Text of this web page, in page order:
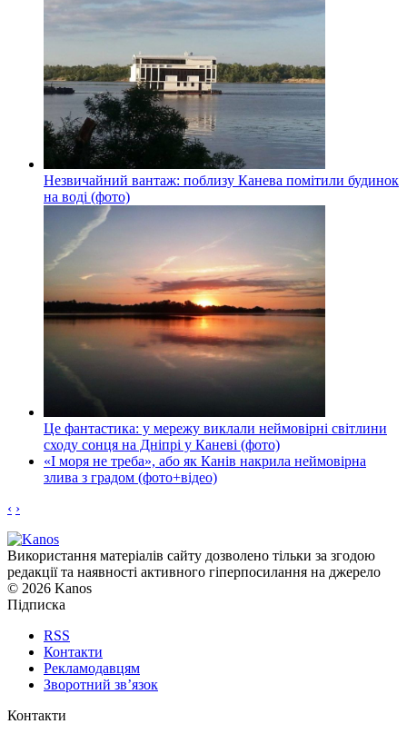
Незвичайний вантаж: поблизу Канева помітили будинок
на воді (фото)
Це фантастика: у мережу виклали неймовірні світлини
сходу сонця на Дніпрі у Каневі (фото)
«І моря не треба», або як Канів накрила неймовірна
злива з градом (фото+відео)
‹ ›
Використання матеріалів сайту дозволено тільки за згодою
редакції та наявності активного гіперпосилання на джерело
© 2026 Kanos
Підписка
RSS
Контакти
Рекламодавцям
Зворотний зв’язок
Контакти